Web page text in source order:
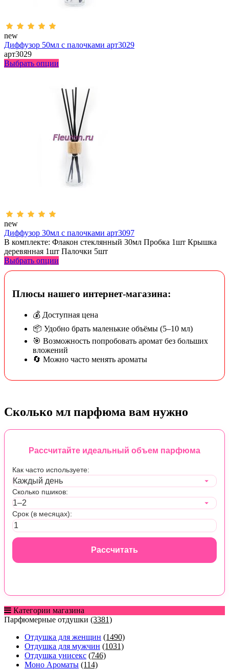
new
Диффузор 50мл с палочками арт3029
арт3029
Выбрать опции
new
Диффузор 30мл с палочками арт3097
В комплекте: Флакон стеклянный 30мл Пробка 1шт Крышка
деревянная 1шт Палочки 5шт
Выбрать опции
Плюсы нашего интернет-магазина:
💰 Доступная цена
📦 Удобно брать маленькие объёмы (5–10 мл)
🎯 Возможность попробовать аромат без больших
вложений
🔄 Можно часто менять ароматы
Сколько мл парфюма вам нужно
Рассчитайте идеальный объем парфюма
Как часто используете:
Сколько пшиков:
Срок (в месяцах):
Рассчитать
Категории магазина
Парфюмерные отдушки (3381)
Отдушка для женщин (1490)
Отдушка для мужчин (1031)
Отдушка унисекс (746)
Моно Ароматы (114)